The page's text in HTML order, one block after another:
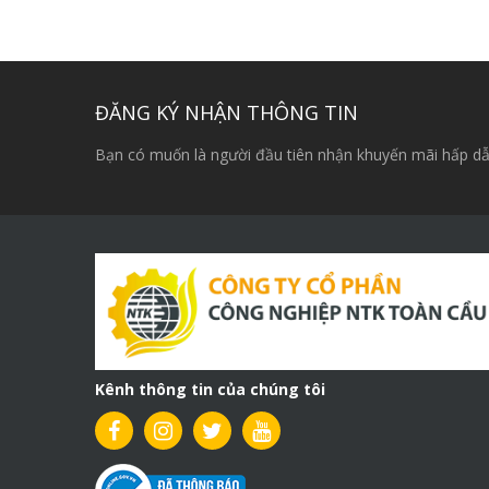
7,000,000₫.là:
ĐĂNG KÝ NHẬN THÔNG TIN
Bạn có muốn là người đầu tiên nhận khuyến mãi hấp
Kênh thông tin của chúng tôi